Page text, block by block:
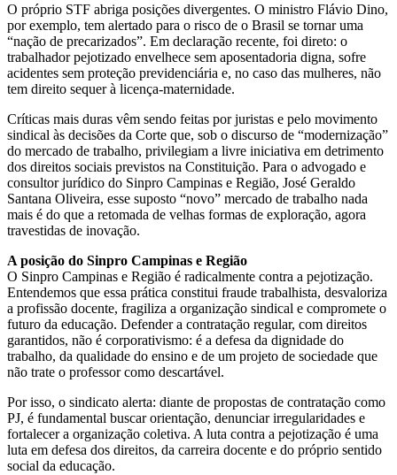
O próprio STF abriga posições divergentes. O ministro Flávio Dino,
por exemplo, tem alertado para o risco de o Brasil se tornar uma
“nação de precarizados”. Em declaração recente, foi direto: o
trabalhador pejotizado envelhece sem aposentadoria digna, sofre
acidentes sem proteção previdenciária e, no caso das mulheres, não
tem direito sequer à licença-maternidade.
Críticas mais duras vêm sendo feitas por juristas e pelo movimento
sindical às decisões da Corte que, sob o discurso de “modernização”
do mercado de trabalho, privilegiam a livre iniciativa em detrimento
dos direitos sociais previstos na Constituição. Para o advogado e
consultor jurídico do Sinpro Campinas e Região, José Geraldo
Santana Oliveira, esse suposto “novo” mercado de trabalho nada
mais é do que a retomada de velhas formas de exploração, agora
travestidas de inovação.
A posição do Sinpro Campinas e Região
O Sinpro Campinas e Região é radicalmente contra a pejotização.
Entendemos que essa prática constitui fraude trabalhista, desvaloriza
a profissão docente, fragiliza a organização sindical e compromete o
futuro da educação. Defender a contratação regular, com direitos
garantidos, não é corporativismo: é a defesa da dignidade do
trabalho, da qualidade do ensino e de um projeto de sociedade que
não trate o professor como descartável.
Por isso, o sindicato alerta: diante de propostas de contratação como
PJ, é fundamental buscar orientação, denunciar irregularidades e
fortalecer a organização coletiva. A luta contra a pejotização é uma
luta em defesa dos direitos, da carreira docente e do próprio sentido
social da educação.